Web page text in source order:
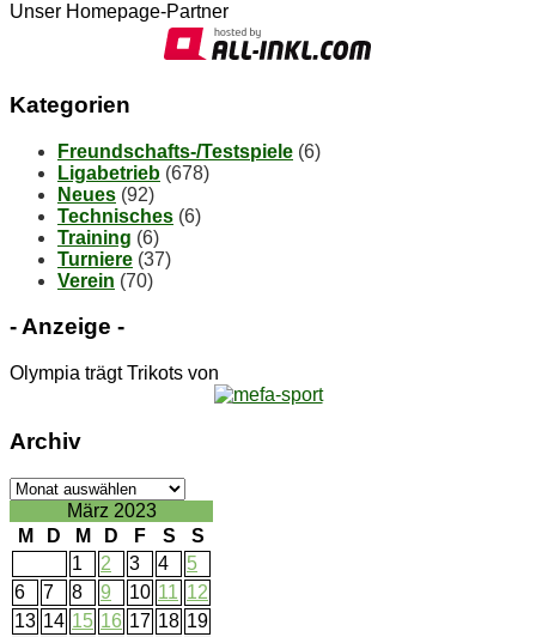
Unser Homepage-Partner
Ka­te­go­rien
Freundschafts-/Testspiele (6)
Ligabetrieb (678)
Neues (92)
Technisches (6)
Training (6)
Turniere (37)
Verein (70)
- An­zei­ge -
Olympia trägt Trikots von
Ar­chiv
Ar­
März 2023
M
D M D F S
S
1
2 3 4
5
6
7 8 9 10 11 12
13 14 15 16 17 18 19